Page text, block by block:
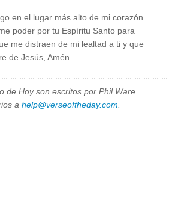
en el lugar más alto de mi corazón.
poder por tu Espíritu Santo para
me distraen de mi lealtad a ti y que
de Jesús, Amén.
de Hoy son escritos por Phil Ware.
a help@verseoftheday.com